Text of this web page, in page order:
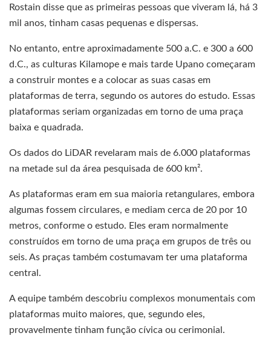
Rostain disse que as primeiras pessoas que viveram lá, há 3
mil anos, tinham casas pequenas e dispersas.
No entanto, entre aproximadamente 500 a.C. e 300 a 600
d.C., as culturas Kilamope e mais tarde Upano começaram
a construir montes e a colocar as suas casas em
plataformas de terra, segundo os autores do estudo. Essas
plataformas seriam organizadas em torno de uma praça
baixa e quadrada.
Os dados do LiDAR revelaram mais de 6.000 plataformas
na metade sul da área pesquisada de 600 km².
As plataformas eram em sua maioria retangulares, embora
algumas fossem circulares, e mediam cerca de 20 por 10
metros, conforme o estudo. Eles eram normalmente
construídos em torno de uma praça em grupos de três ou
seis. As praças também costumavam ter uma plataforma
central.
A equipe também descobriu complexos monumentais com
plataformas muito maiores, que, segundo eles,
provavelmente tinham função cívica ou cerimonial.